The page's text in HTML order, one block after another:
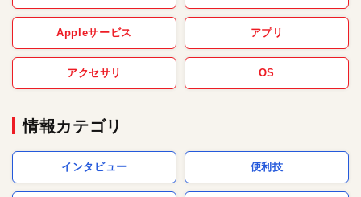
Appleサービス アプリ
アクセサリ OS
情報カテゴリ
インタビュー 便利技